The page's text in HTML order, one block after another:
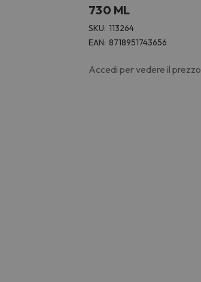
730 ML
SKU: 113264
EAN: 8718951743656
Accedi per vedere il prezzo